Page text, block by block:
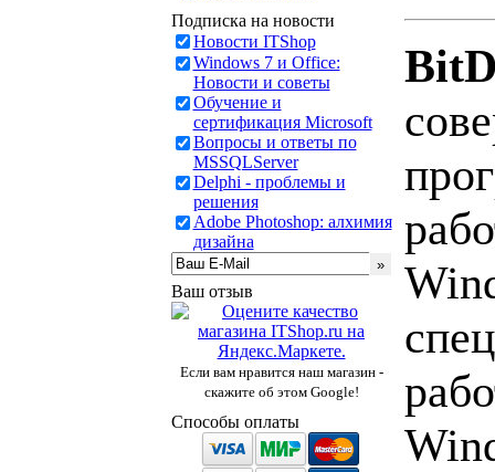
Подписка на новости
Новости ITShop
Windows 7 и Office:
Новости и советы
Обучение и
сертификация Microsoft
Вопросы и ответы по
MSSQLServer
Delphi - проблемы и
решения
Adobe Photoshop: алхимия
дизайна
Ваш отзыв
Если вам нравится наш магазин -
скажите об этом Google!
Способы оплаты